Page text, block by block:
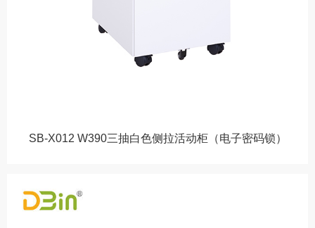
SB-X012 W390三抽白色侧拉活动柜（电子密码锁）